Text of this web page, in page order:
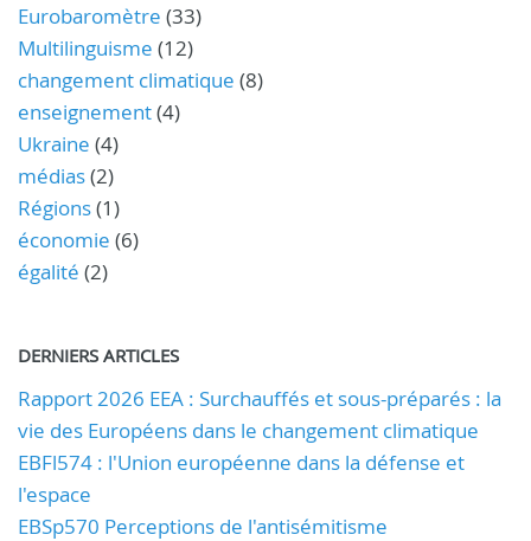
Eurobaromètre (33)
Multilinguisme (12)
changement climatique (8)
enseignement(4)
Ukraine (4)
médias(2)
Régions(1)
économie (6)
égalité (2)
DERNIERS ARTICLES
Rapport 2026 EEA : Surchauffés et sous-préparés : la
vie des Européens dans le changement climatique
EBFl574 : l'Union européenne dans la défense et
l'espace
EBSp570 Perceptions de l'antisémitisme